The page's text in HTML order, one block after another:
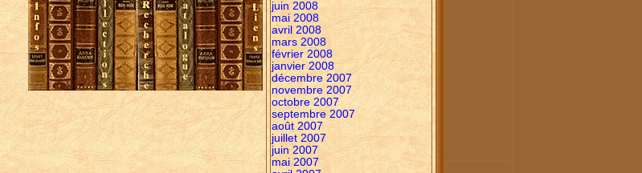
juin 2008
mai 2008
avril 2008
mars 2008
février 2008
janvier 2008
décembre 2007
novembre 2007
octobre 2007
septembre 2007
août 2007
juillet 2007
juin 2007
mai 2007